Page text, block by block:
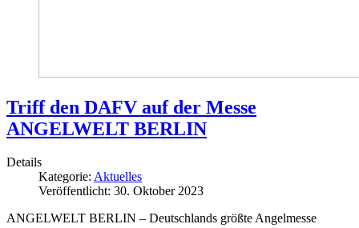
Triff den DAFV auf der Messe
ANGELWELT BERLIN
Details
Kategorie: Aktuelles
Veröffentlicht: 30. Oktober 2023
ANGELWELT BERLIN – Deutschlands größte Angelmesse